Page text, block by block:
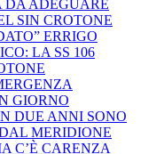
DA ADEGUARE
SIN CROTONE
ERRIGO
LA SS 106
GIORNO
DUE ANNI SONO
MERIDIONE
C’È CARENZA